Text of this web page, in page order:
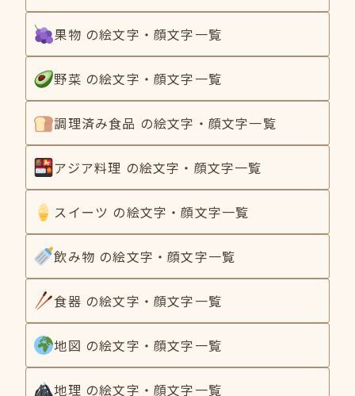
果物 の絵文字・顔文字一覧
野菜 の絵文字・顔文字一覧
調理済み食品 の絵文字・顔文字一覧
アジア料理 の絵文字・顔文字一覧
スイーツ の絵文字・顔文字一覧
飲み物 の絵文字・顔文字一覧
食器 の絵文字・顔文字一覧
地図 の絵文字・顔文字一覧
地理 の絵文字・顔文字一覧